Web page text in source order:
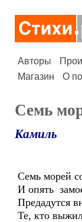
Авторы
Магазин
О
Семь
Камиль
Семь морей
И опять
Предадутся
Те, кто